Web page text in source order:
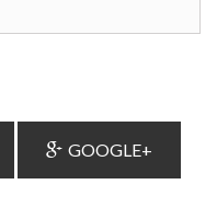
GOOGLE+